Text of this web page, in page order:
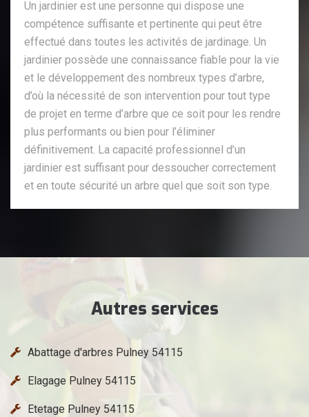
Un jardinier est une personne qui dispose une
compétence suffisante et pertinente qui peut être
effectué dans toutes les activités de jardinage. Un
jardinier possède une connaissance fiable pour la vie
et le développement des nombreux types d’arbre,
d’où la nécessité de son intervention pour tout type
de projet en terme d’arbre que ce soit pour les rendre
plus performants ou bien pour l’éliminer
définitivement. La capacité professionnel d’un
jardinier est suffisant pour dessoucher correctement
et en toute sécurité un arbre quel que soit son type.
Autres services
Abattage d'arbres Pulney 54115
Elagage Pulney 54115
Etetage Pulney 54115